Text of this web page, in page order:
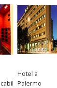
Hotel a
Palermo